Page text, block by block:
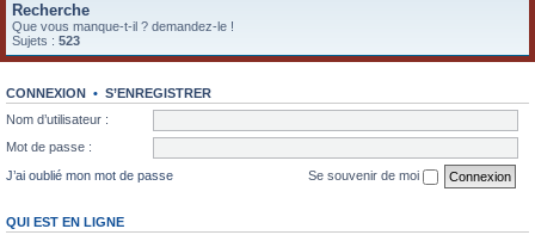
Recherche
Que vous manque-t-il ? demandez-le !
Sujets : 523
CONNEXION • S’ENREGISTRER
Nom d’utilisateur :
Mot de passe :
J’ai oublié mon mot de passe
Se souvenir de moi
QUI EST EN LIGNE